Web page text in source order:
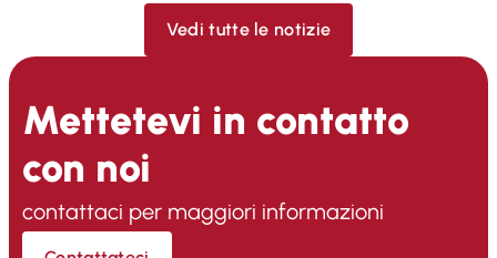
Vedi tutte le notizie
Mettetevi in contatto
con noi
contattaci per maggiori informazioni